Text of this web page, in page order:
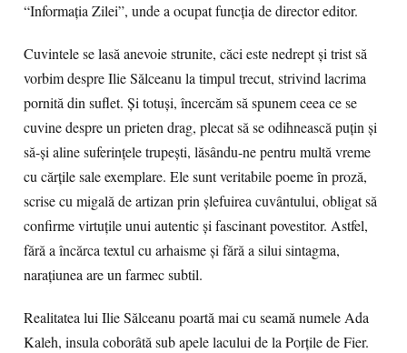
“Informaţia Zilei”, unde a ocupat funcţia de director editor.
Cuvintele se lasă anevoie strunite, căci este nedrept şi trist să
vorbim despre Ilie Sălceanu la timpul trecut, strivind lacrima
pornită din suflet. Şi totuşi, încercăm să spunem ceea ce se
cuvine despre un prieten drag, plecat să se odihnească puţin şi
să-şi aline suferinţele trupeşti, lăsându-ne pentru multă vreme
cu cărţile sale exemplare. Ele sunt veritabile poeme în proză,
scrise cu migală de artizan prin şlefuirea cuvântului, obligat să
confirme virtuţile unui autentic şi fascinant povestitor. Astfel,
fără a încărca textul cu arhaisme şi fără a silui sintagma,
naraţiunea are un farmec subtil.
Realitatea lui Ilie Sălceanu poartă mai cu seamă numele Ada
Kaleh, insula coborâtă sub apele lacului de la Porţile de Fier.